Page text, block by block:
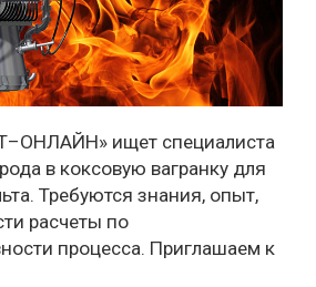
ищет специалиста
в коксовую вагранку для
Требуются знания, опыт,
расчеты по
процесса. Приглашаем к